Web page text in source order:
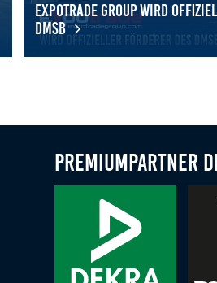
Expotrade Group wird
DMSB
Premiumpartner